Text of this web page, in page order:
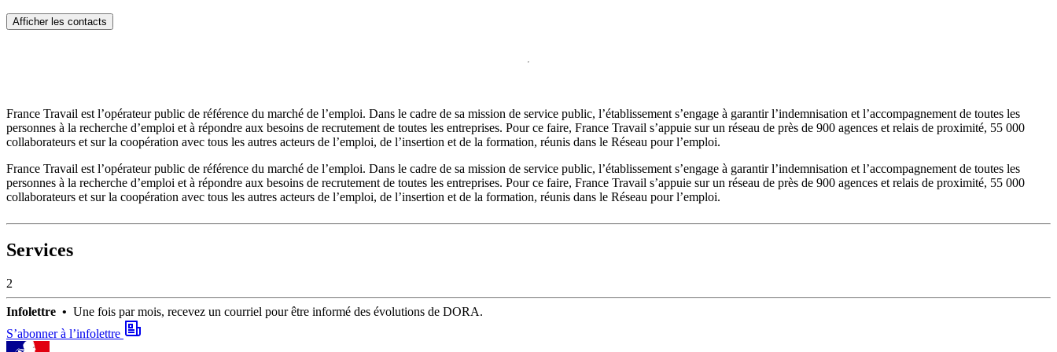
France Travail est l’opérateur public de référence du marché de l’emploi. Dans le cadre de sa mission de service public, l’établissement s’engage à garantir l’indemnisation et l’accompagnement de toutes les
personnes à la recherche d’emploi et à répondre aux besoins de recrutement de toutes les entreprises. Pour ce faire, France Travail s’appuie sur un réseau de près de 900 agences et relais de proximité, 55 000
collaborateurs et sur la coopération avec tous les autres acteurs de l’emploi, de l’insertion et de la formation, réunis dans le Réseau pour l’emploi.
France Travail est l’opérateur public de référence du marché de l’emploi. Dans le cadre de sa mission de service public, l’établissement s’engage à garantir l’indemnisation et l’accompagnement de toutes les
personnes à la recherche d’emploi et à répondre aux besoins de recrutement de toutes les entreprises. Pour ce faire, France Travail s’appuie sur un réseau de près de 900 agences et relais de proximité, 55 000
collaborateurs et sur la coopération avec tous les autres acteurs de l’emploi, de l’insertion et de la formation, réunis dans le Réseau pour l’emploi.
Afficher les contacts
Services
2
Infolettre • Une fois par mois, recevez un courriel pour être informé des évolutions de DORA.
S’abonner à l’infolettre